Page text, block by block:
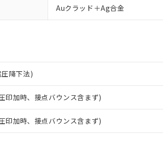
Auクラッド＋Ag合金
降下法)
印加時、接点バウンス含まず)
印加時、接点バウンス含まず)
下の条件をお読みいただき、同意のうえご利用くだ
在庫状況および標準価格照会結果は、記載し
のであり、閲覧された時点での実際の在庫お
い。
当社販売員にご相談ください。
オムロン制御機器販売店や当社販売拠点は「販
在庫状況および標準価格結果を当社の事前の
す。
ル酸エステル類の４物質については閾値を超える意図的な使用
対応予定月
在庫の切り替え状況などにより、予定月が前後
○」：最大均質材料含有率が中国RoHSの基準値
鉛) :1000ppm、 Hg(水銀) : 1000ppm、 Cd(カドミウム) :
六価クロム) : 1000ppm、 PBBs(ポリ臭化ビフェニル類) :
フタル酸ジブチル) : 1000ppm、 DIBP(フタル酸ジイソブチ
フタル酸ビス(2-エチルヘキシル)) : 1000ppm
」：有害物質（10物質）のすべてが基準値以下
」：通常の使用状況下において有害物質が外部
ます。
当社は規制貨物を破棄する場合は、完全に破
ます。
当社は貴社製品を、核兵器、ミサイル、化学
当社は、貴社製品を第三者に販売する場合は
また当社は、販売先および販売に係わる関係
たしません。
○ 一定数以上の在庫あり
△ 一定数には満たないが在庫あり
－
在庫なし(最新の在庫状況については、お
機器販売店・当社販売員にご確認くださ